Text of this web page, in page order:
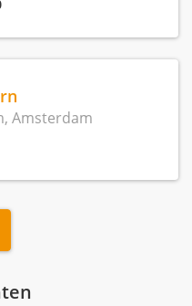
Amsterdam
»